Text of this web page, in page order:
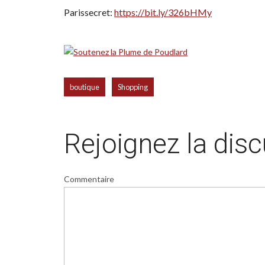
Parissecret: https://bit.ly/326bHMy
boutique Shopping
Rejoignez la
Commentaire